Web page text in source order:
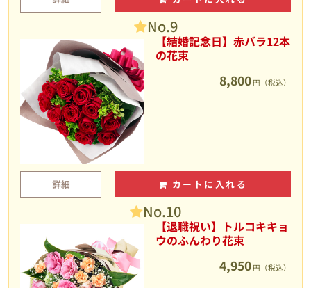
No.9
【結婚記念日】赤バラ12本
の花束
8,800 円（税込）
詳細 カートに入れる
No.10
【退職祝い】トルコキキョ
ウのふんわり花束
4,950 円（税込）